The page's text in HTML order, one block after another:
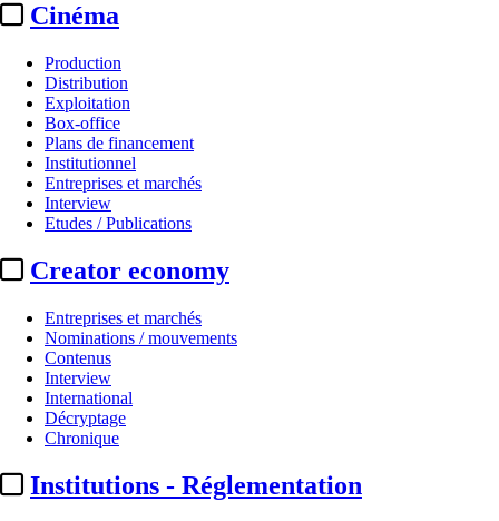
Cinéma
Production
Distribution
Exploitation
Box-office
Plans de financement
Institutionnel
Entreprises et marchés
Interview
Etudes / Publications
Creator economy
Entreprises et marchés
Nominations / mouvements
Contenus
Interview
International
Décryptage
Chronique
Institutions - Réglementation